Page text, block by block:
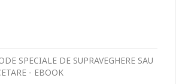
SPECIALE DE SUPRAVEGHERE SAU
- EBOOK